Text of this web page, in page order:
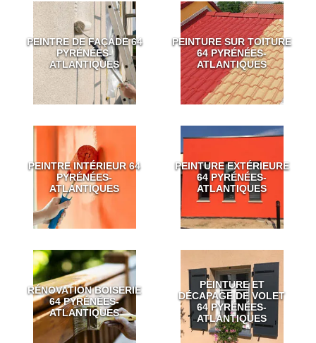
PEINTRE DE FAÇADE 64
PYRÉNÉES-
ATLANTIQUES
PEINTURE SUR TOITURE
64 PYRÉNÉES-
ATLANTIQUES
PEINTRE INTÉRIEUR 64
PYRÉNÉES-
ATLANTIQUES
PEINTURE EXTÉRIEURE
64 PYRÉNÉES-
ATLANTIQUES
RÉNOVATION BOISERIE
64 PYRÉNÉES-
ATLANTIQUES
PEINTURE ET
DÉCAPAGE DE VOLET
64 PYRÉNÉES-
ATLANTIQUES